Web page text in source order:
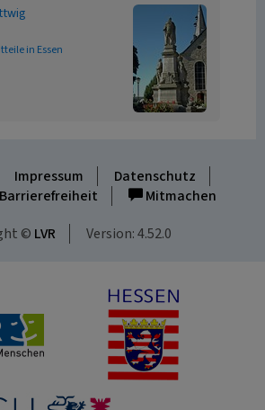
in Essen
Impressum
Datenschutz
Mitmachen
© LVR Version: 4.52.0